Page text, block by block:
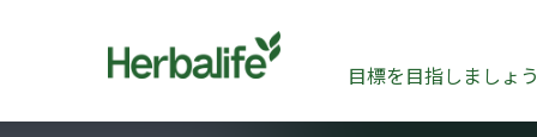
目標を目指しましょ